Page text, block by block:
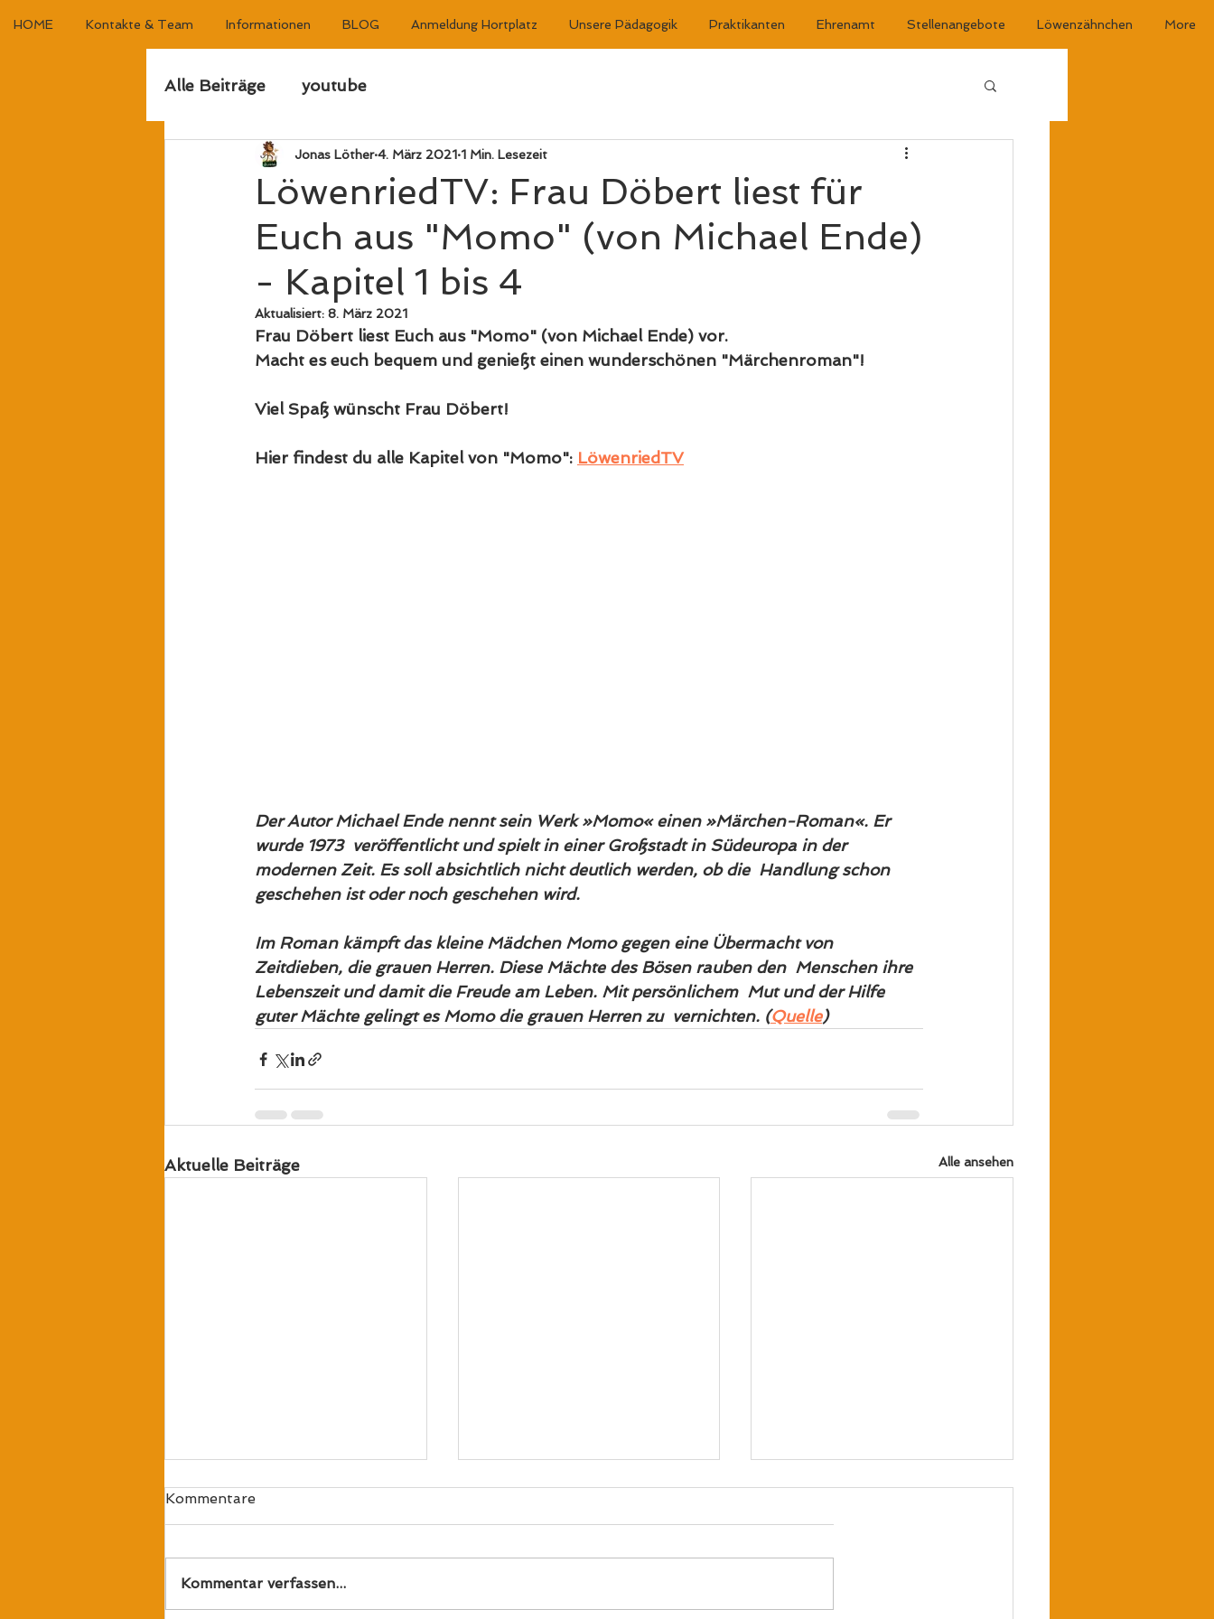
HOME Kontakte & Team Informationen BLOG Anmeldung Hortplatz Unsere Pädagogik Praktikanten Ehrenamt Stellenangebote Löwenzähnchen More
Alle Beiträge youtube
LöwenriedTV: Frau Döbert liest für
Euch aus "Momo" (von Michael Ende)
- Kapitel 1 bis 4
Jonas Löther 4. März 2021 1 Min. Lesezeit
Aktualisiert: 8. März 2021
Frau Döbert liest Euch aus "Momo" (von Michael Ende) vor.
Macht es euch bequem und genießt einen wunderschönen "Märchenroman"!
Viel Spaß wünscht Frau Döbert!
Hier findest du alle Kapitel von "Momo": LöwenriedTV
Der Autor Michael Ende nennt sein Werk »Momo« einen »Märchen-Roman«. Er
wurde 1973  veröffentlicht und spielt in einer Großstadt in Südeuropa in der
modernen Zeit. Es soll absichtlich nicht deutlich werden, ob die  Handlung schon
geschehen ist oder noch geschehen wird.
Im Roman kämpft das kleine Mädchen Momo gegen eine Übermacht von
Zeitdieben, die grauen Herren. Diese Mächte des Bösen rauben den  Menschen ihre
Lebenszeit und damit die Freude am Leben. Mit persönlichem  Mut und der Hilfe
guter Mächte gelingt es Momo die grauen Herren zu  vernichten. (Quelle)
Aktuelle Beiträge Alle ansehen
Kommentare
Kommentar verfassen...